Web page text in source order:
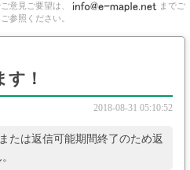
意見ご要望は、
までご
参照ください。
！
2018-08-31 05:10:52
たは返信可能期間終了のため返